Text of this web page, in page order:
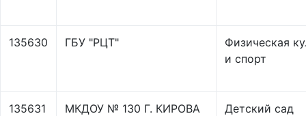
135630 ГБУ "РЦТ"
Физическая
и спорт
135631 МКДОУ № 130 Г. КИРОВА Детский сад